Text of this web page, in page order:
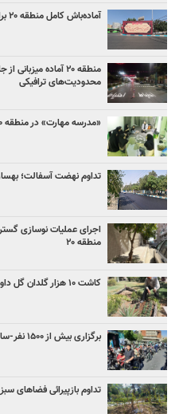
آماده‌باش کامل منطقه ۲۰ برای میزبانی از جاماندگان اربعین حسینی
منطقه ۲۰ آماده
محدودیت‌های ترافیکی
«مدرسه مهارت» در منطقه ۲۰ افتتاح شد
تداوم نهضت آسفالت؛ بهسازی ۲۱ معبر منطقه ۲۰ در
اجرای عملیات نوسازی
منطقه ۲۰
کاشت ۱۰ هزار گلدان گل داوودی در فضاهای سبز منطقه ۲۰
برگزاری بیش از ۱۵۰۰ نفر-ساعت آموزش دوچرخه‌سواری در منطقه ۲۰
تداوم بازپیرائی فضاهای سبز منطقه ۲۰ با اجرای طرح